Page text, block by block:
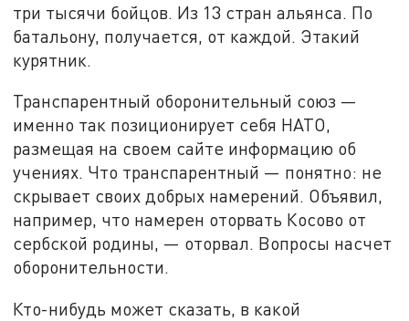
три тысячи бойцов. Из 13 стран альянса. По
батальону, получается, от каждой. Этакий
курятник.
Транспарентный оборонительный союз —
именно так позиционирует себя НАТО,
размещая на своем сайте информацию об
учениях. Что транспарентный — понятно: не
скрывает своих добрых намерений. Объявил,
например, что намерен оторвать Косово от
сербской родины, — оторвал. Вопросы насчет
оборонительности.
Кто-нибудь может сказать, в какой